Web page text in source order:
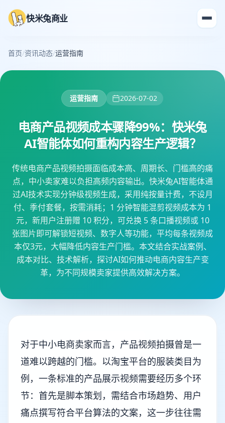
快米兔商业
首页/资讯动态/运营指南
运营指南 2026-07-02
电商产品视频成本骤降99%：快米兔
AI智能体如何重构内容生产逻辑？
传统电商产品视频拍摄面临成本高、周期长、门槛高的痛
点，中小卖家难以负担高频内容输出。快米兔AI智能体通
过AI技术实现分钟级视频生成，采用纯按量计费，不设月
付、季付套餐，按需消耗；1 分钟智能混剪视频成本为 1
元，新用户注册赠 10 积分，可兑换 5 条口播视频或 10
张图片即可解锁短视频、数字人等功能，平均每条视频成
本仅3元，大幅降低内容生产门槛。本文结合实战案例、
成本对比、技术解析，探讨AI如何推动电商内容生产变
革，为不同规模卖家提供高效解决方案。
对于中小电商卖家而言，产品视频拍摄曾是一
道难以跨越的门槛。以淘宝平台的服装类目为
例，一条标准的产品展示视频需要经历多个环
节：首先是脚本策划，需结合市场趋势、用户
痛点撰写符合平台算法的文案，这一步往往需